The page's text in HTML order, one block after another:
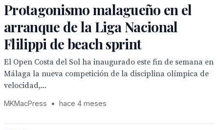
Protagonismo malagueño en el
arranque de la Liga Nacional
Flilippi de beach sprint
El Open Costa del Sol ha inaugurado este fin de semana en
Málaga la nueva competición de la disciplina olímpica de
velocidad,...
MKMacPress • hace 4 meses